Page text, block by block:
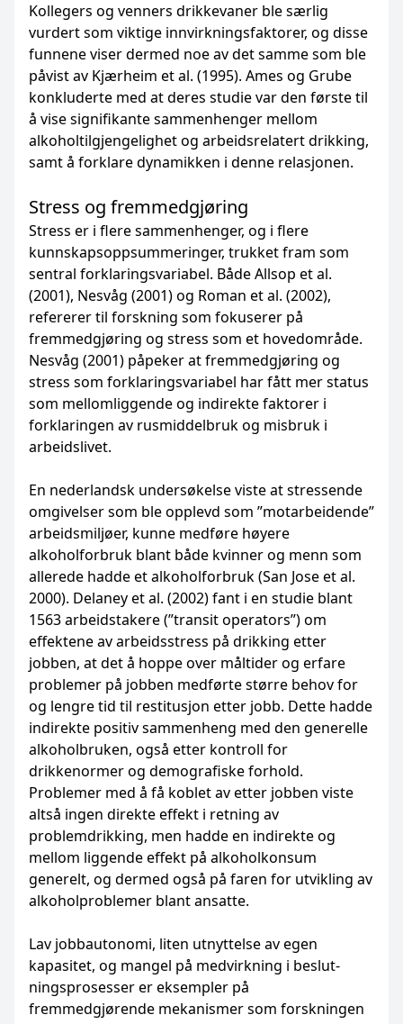
Kollegers og venners drikkevaner ble særlig
vurdert som viktige innvirkningsfaktorer, og disse
funnene viser dermed noe av det samme som ble
påvist av Kjærheim et al. (1995). Ames og Grube
konkluderte med at deres studie var den første til
å vise signifikante sammenhenger mellom
alkoholtilgjengelighet og arbeidsrelatert drikking,
samt å forklare dynamikken i denne relasjonen.
Stress og fremmedgjøring
Stress er i flere sammenhenger, og i flere
kunnskapsoppsummeringer, trukket fram som
sentral forklaringsvariabel. Både Allsop et al.
(2001), Nesvåg (2001) og Roman et al. (2002),
refererer til forskning som fokuserer på
fremmedgjøring og stress som et hovedområde.
Nesvåg (2001) påpeker at fremmedgjøring og
stress som forklaringsvariabel har fått mer status
som mellomliggende og indirekte faktorer i
forklaringen av rusmiddelbruk og misbruk i
arbeidslivet.
En nederlandsk undersøkelse viste at stressende
omgivelser som ble opplevd som ”mot­arbeidende”
arbeidsmiljøer, kunne medføre høyere
alkoholforbruk blant både kvinner og menn som
allerede hadde et alkoholforbruk (San Jose et al.
2000). Delaney et al. (2002) fant i en studie blant
1563 arbeidstakere (”transit operators”) om
effektene av arbeidsstress på drikking etter
jobben, at det å hoppe over måltider og erfare
problemer på jobben medførte større behov for
og lengre tid til restitusjon etter jobb. Dette hadde
indirekte positiv sammen­heng med den generelle
alkoholbruken, også etter kontroll for
drikkenormer og demografiske forhold.
Problemer med å få koblet av etter jobben viste
altså ingen direkte effekt i retning av
problemdrikking, men hadde en indirekte og
mellom liggende effekt på alkoholkonsum
generelt, og dermed også på faren for utvikling av
alkoholproblemer blant ansatte.
Lav jobbautonomi, liten utnyttelse av egen
kapasitet, og mangel på medvirkning i beslut­
ningsprosesser er eksempler på
fremmedgjørende mekanismer som forskningen